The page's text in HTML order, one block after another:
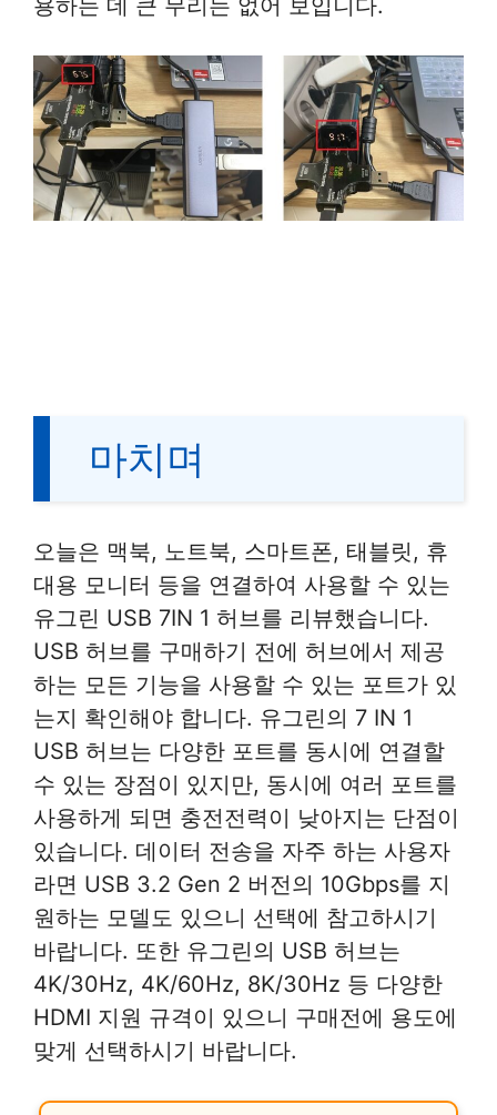
용하는 데 큰 무리는 없어 보입니다.
마치며
오늘은 맥북, 노트북, 스마트폰, 태블릿, 휴
대용 모니터 등을 연결하여 사용할 수 있는
유그린 USB 7IN 1 허브를 리뷰했습니다.
USB 허브를 구매하기 전에 허브에서 제공
하는 모든 기능을 사용할 수 있는 포트가 있
는지 확인해야 합니다. 유그린의 7 IN 1
USB 허브는 다양한 포트를 동시에 연결할
수 있는 장점이 있지만, 동시에 여러 포트를
사용하게 되면 충전전력이 낮아지는 단점이
있습니다. 데이터 전송을 자주 하는 사용자
라면 USB 3.2 Gen 2 버전의 10Gbps를 지
원하는 모델도 있으니 선택에 참고하시기
바랍니다. 또한 유그린의 USB 허브는
4K/30Hz, 4K/60Hz, 8K/30Hz 등 다양한
HDMI 지원 규격이 있으니 구매전에 용도에
맞게 선택하시기 바랍니다.